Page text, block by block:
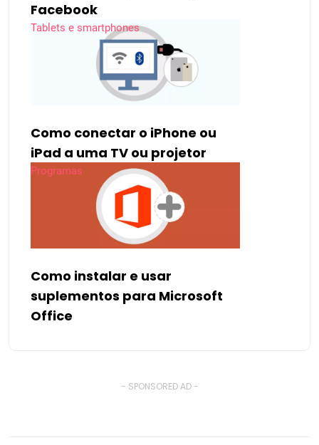
Facebook
Tablets e smartphones
Como conectar o iPhone ou
iPad a uma TV ou projetor
Programas
Como instalar e usar
suplementos para Microsoft
Office
- SPONSORED AD -